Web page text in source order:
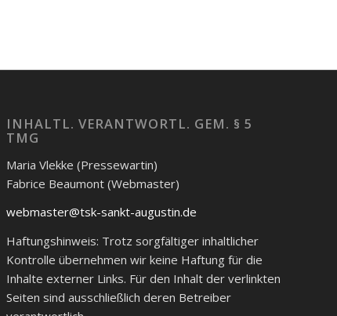
INHALTL. VERANTWORTL. GEM. § 5
TMG
Maria Vlekke (Pressewartin)
Fabrice Beaumont (Webmaster)
webmaster@tsk-sankt-augustin.de
Haftungshinweis: Trotz sorgfältiger inhaltlicher
Kontrolle übernehmen wir keine Haftung für die
Inhalte externer Links. Für den Inhalt der verlinkten
Seiten sind ausschließlich deren Betreiber